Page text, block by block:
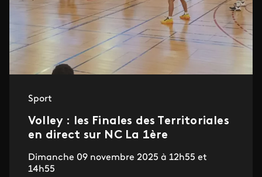
Sport
Volley : les Finales des Territoriales
en direct sur NC La 1ère
Dimanche 09 novembre 2025 à 12h55 et
14h55